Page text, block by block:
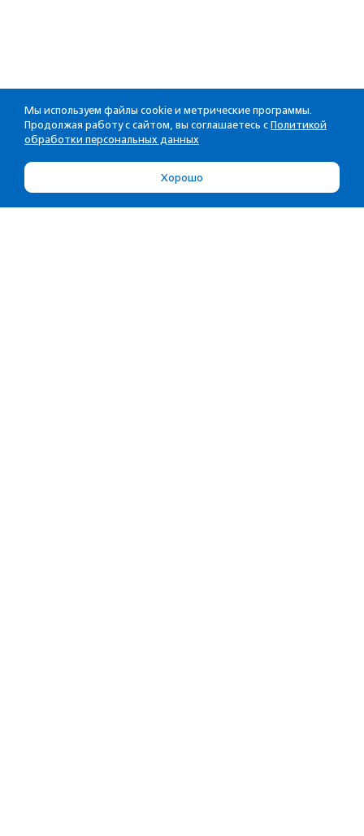
Мы используем файлы cookie и метрические программы.
Продолжая работу с сайтом, вы соглашаетесь с Политикой
обработки персональных данных
Хорошо